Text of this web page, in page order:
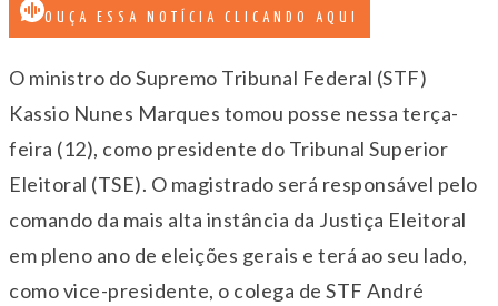
OUÇA ESSA NOTÍCIA CLICANDO AQUI
O ministro do Supremo Tribunal Federal (STF)
Kassio Nunes Marques tomou posse nessa terça-
feira (12), como presidente do Tribunal Superior
Eleitoral (TSE). O magistrado será responsável pelo
comando da mais alta instância da Justiça Eleitoral
em pleno ano de eleições gerais e terá ao seu lado,
como vice-presidente, o colega de STF André